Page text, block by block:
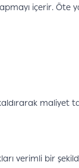
içerir. Öte
verimli bir